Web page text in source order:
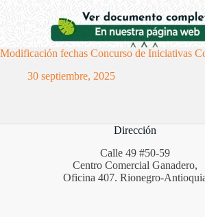
Modificación fechas Concurso de Iniciativas
30 septiembre, 2025
Dirección
Calle 49 #50-59
Centro Comercial Ganadero,
Oficina 407. Rionegro-